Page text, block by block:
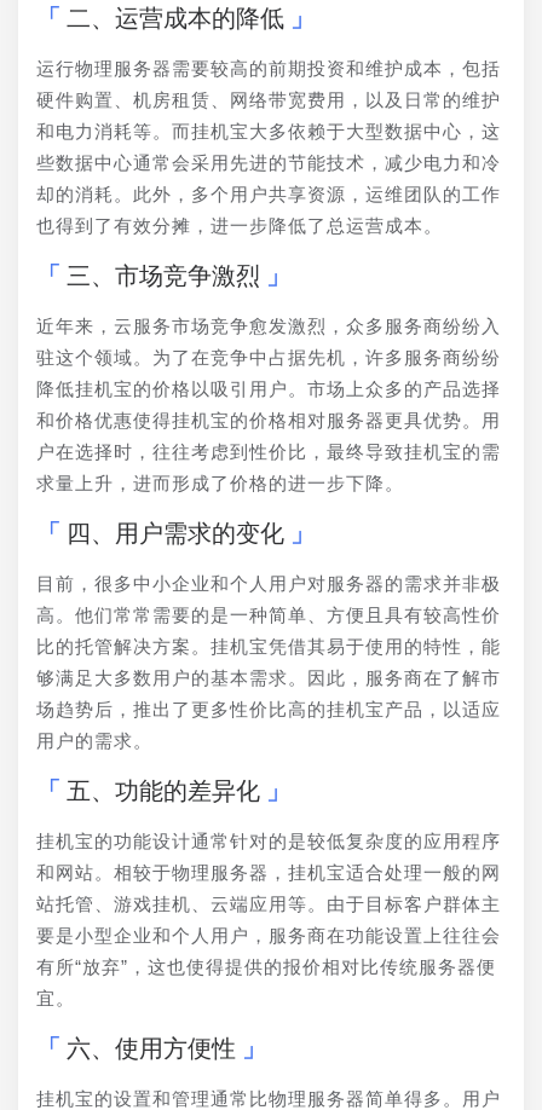
二、运营成本的降低
运行物理服务器需要较高的前期投资和维护成本，包括
硬件购置、机房租赁、网络带宽费用，以及日常的维护
和电力消耗等。而挂机宝大多依赖于大型数据中心，这
些数据中心通常会采用先进的节能技术，减少电力和冷
却的消耗。此外，多个用户共享资源，运维团队的工作
也得到了有效分摊，进一步降低了总运营成本。
三、市场竞争激烈
近年来，云服务市场竞争愈发激烈，众多服务商纷纷入
驻这个领域。为了在竞争中占据先机，许多服务商纷纷
降低挂机宝的价格以吸引用户。市场上众多的产品选择
和价格优惠使得挂机宝的价格相对服务器更具优势。用
户在选择时，往往考虑到性价比，最终导致挂机宝的需
求量上升，进而形成了价格的进一步下降。
四、用户需求的变化
目前，很多中小企业和个人用户对服务器的需求并非极
高。他们常常需要的是一种简单、方便且具有较高性价
比的托管解决方案。挂机宝凭借其易于使用的特性，能
够满足大多数用户的基本需求。因此，服务商在了解市
场趋势后，推出了更多性价比高的挂机宝产品，以适应
用户的需求。
五、功能的差异化
挂机宝的功能设计通常针对的是较低复杂度的应用程序
和网站。相较于物理服务器，挂机宝适合处理一般的网
站托管、游戏挂机、云端应用等。由于目标客户群体主
要是小型企业和个人用户，服务商在功能设置上往往会
有所“放弃”，这也使得提供的报价相对比传统服务器便
宜。
六、使用方便性
挂机宝的设置和管理通常比物理服务器简单得多。用户